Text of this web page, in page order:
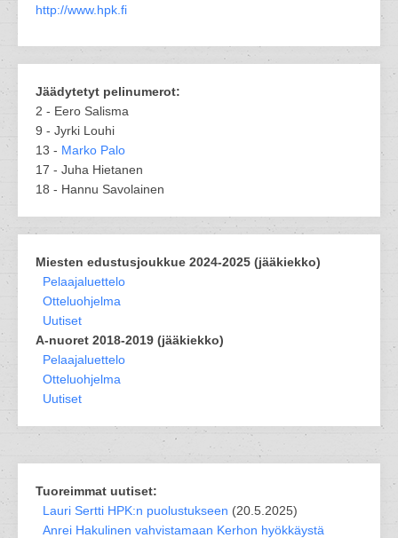
http://www.hpk.fi
Jäädytetyt pelinumerot:
2 - Eero Salisma
9 - Jyrki Louhi
13 - Marko Palo
17 - Juha Hietanen
18 - Hannu Savolainen
Miesten edustusjoukkue 2024-2025 (jääkiekko)
Pelaajaluettelo
Otteluohjelma
Uutiset
A-nuoret 2018-2019 (jääkiekko)
Pelaajaluettelo
Otteluohjelma
Uutiset
Tuoreimmat uutiset:
Lauri Sertti HPK:n puolustukseen (20.5.2025)
Anrei Hakulinen vahvistamaan Kerhon hyökkäystä